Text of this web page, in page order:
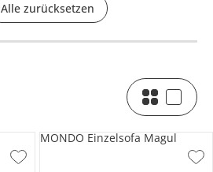
Alle zurücksetzen
MONDO Einzelsofa Magul